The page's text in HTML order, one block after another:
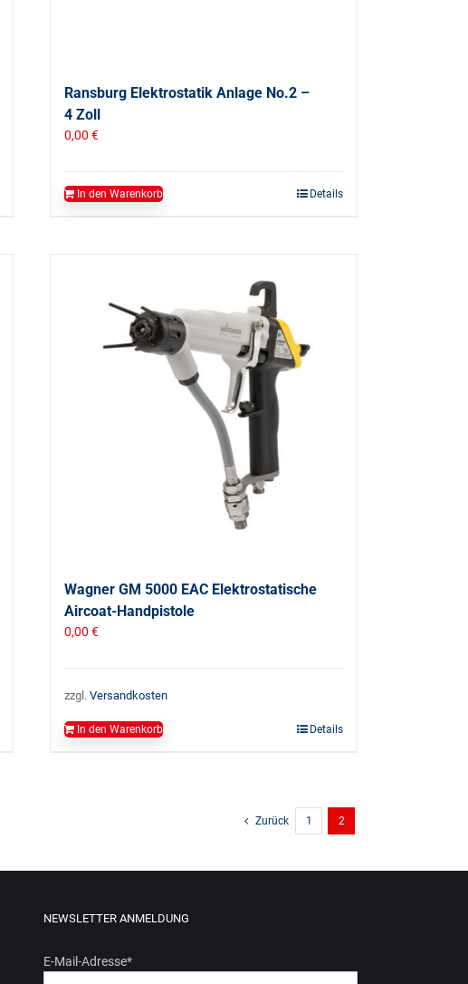
Ransburg Elektrostatik Anlage No.2 –
4 Zoll
0,00 €
In den Warenkorb Details
Wagner GM 5000 EAC Elektrostatische
Aircoat-Handpistole
0,00 €
zzgl. Versandkosten
In den Warenkorb Details
Zurück 1 2
NEWSLETTER ANMELDUNG
E-Mail-Adresse*